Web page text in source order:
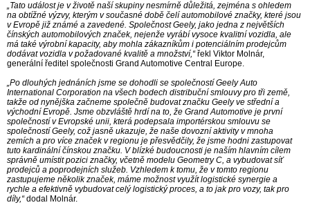
„Tato událost je v životě naší skupiny nesmírně důležitá, zejména s ohledem
na obtížné výzvy, kterým v současné době čelí automobilové značky, které jsou
v Evropě již známé a zavedené. Společnost Geely, jako jedna z největších
čínských automobilových značek, nejenže vyrábí vysoce kvalitní vozidla, ale
má také výrobní kapacity, aby mohla zákazníkům i potenciálním prodejcům
dodávat vozidla v požadované kvalitě a množství,“řekl Viktor Molnár,
generální ředitel společnosti Grand Automotive Central Europe.
„Po dlouhých jednáních jsme se dohodli se společností Geely Auto
International Corporation na všech bodech distribuční smlouvy pro tři země,
takže od nynějška začneme společně budovat značku Geely ve střední a
východní Evropě. Jsme obzvláště hrdí na to, že Grand Automotive je první
společností v Evropské unii, která podepsala importérskou smlouvu se
společností Geely, což jasně ukazuje, že naše dovozní aktivity v mnoha
zemích a pro více značek v regionu je přesvědčily, že jsme hodni zastupovat
tuto kardinální čínskou značku. V blízké budoucnosti je naším hlavním cílem
správně umístit pozici značky, včetně modelu Geometry C, a vybudovat síť
prodejců a poprodejních služeb. Vzhledem k tomu, že v tomto regionu
zastupujeme několik značek, máme možnost využít logistické synergie a
rychle a efektivně vybudovat celý logistický proces, a to jak pro vozy, tak pro
díly,“dodal Molnár.